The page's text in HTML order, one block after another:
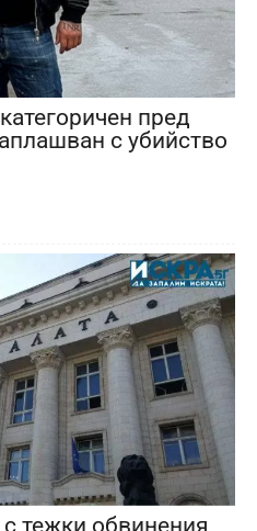
пред
с убийство
тежки обвинения